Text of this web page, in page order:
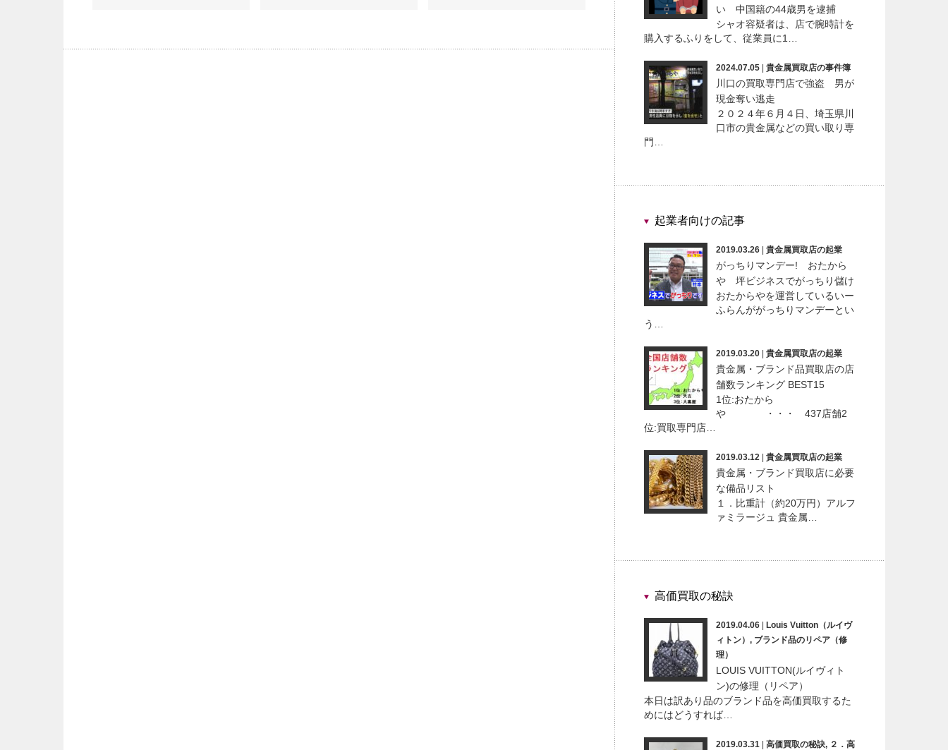
い 中国籍の44歳男を逮捕
シャオ容疑者は、店で腕時計を
購入するふりをして、従業員に1…
2024.07.05 貴金属買取店の事件簿
川口の買取専門店で強盗 男が
現金奪い逃走
２０２４年６月４日、埼玉県川
口市の貴金属などの買い取り専
門…
起業者向けの記事
2019.03.26 貴金属買取店の起業
がっちりマンデー! おたから
や 坪ビジネスでがっちり儲け
おたからやを運営しているいー
ふらんががっちりマンデーとい
う…
2019.03.20 貴金属買取店の起業
貴金属・ブランド品買取店の店
舗数ランキング BEST15
1位:おたから
や ・・・ 437店舗2
位:買取専門店…
2019.03.12 貴金属買取店の起業
貴金属・ブランド買取店に必要
な備品リスト
１．比重計（約20万円）アルフ
ァミラージュ 貴金属…
高価買取の秘訣
2019.04.06
Louis Vuitton（ルイヴ
ィトン） , ブランド品のリペア（修
理）
LOUIS VUITTON(ルイヴィト
ン)の修理（リペア）
本日は訳あり品のブランド品を高価買取するた
めにはどうすれば…
2019.03.31 高価買取の秘訣, ２．高